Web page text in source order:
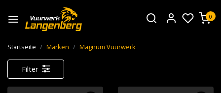
0
Startseite Marken Magnum Vuurwerk
Filter